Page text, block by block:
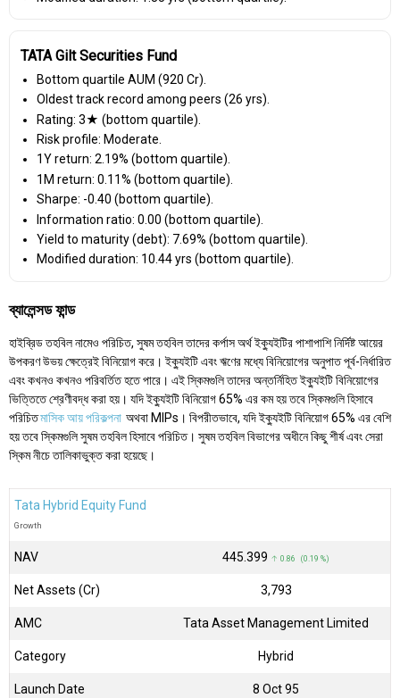
TATA Gilt Securities Fund
Bottom quartile AUM (₹920 Cr).
Oldest track record among peers (26 yrs).
Rating: 3★ (bottom quartile).
Risk profile: Moderate.
1Y return: 2.19% (bottom quartile).
1M return: 0.11% (bottom quartile).
Sharpe: -0.40 (bottom quartile).
Information ratio: 0.00 (bottom quartile).
Yield to maturity (debt): 7.69% (bottom quartile).
Modified duration: 10.44 yrs (bottom quartile).
ব্যালেন্সড ফান্ড
হাইব্রিড তহবিল নামেও পরিচিত, সুষম তহবিল তাদের কর্পাস অর্থ ইক্যুইটির পাশাপাশি নির্দিষ্ট আয়ের
উপকরণ উভয় ক্ষেত্রেই বিনিয়োগ করে। ইক্যুইটি এবং ঋণের মধ্যে বিনিয়োগের অনুপাত পূর্ব-নির্ধারিত
এবং কখনও কখনও পরিবর্তিত হতে পারে। এই স্কিমগুলি তাদের অন্তর্নিহিত ইক্যুইটি বিনিয়োগের
ভিত্তিতে শ্রেণীবদ্ধ করা হয়। যদি ইক্যুইটি বিনিয়োগ 65% এর কম হয় তবে স্কিমগুলি হিসাবে
পরিচিতমাসিক আয় পরিকল্পনা অথবা MIPs। বিপরীতভাবে, যদি ইক্যুইটি বিনিয়োগ 65% এর বেশি
হয় তবে স্কিমগুলি সুষম তহবিল হিসাবে পরিচিত। সুষম তহবিল বিভাগের অধীনে কিছু শীর্ষ এবং সেরা
স্কিম নীচে তালিকাভুক্ত করা হয়েছে।
Tata Hybrid Equity Fund
Growth
NAV ₹445.399 ↑ 0.86 (0.19 %)
Net Assets (Cr) ₹3,793
AMC Tata Asset Management Limited
Category Hybrid
Launch Date 8 Oct 95